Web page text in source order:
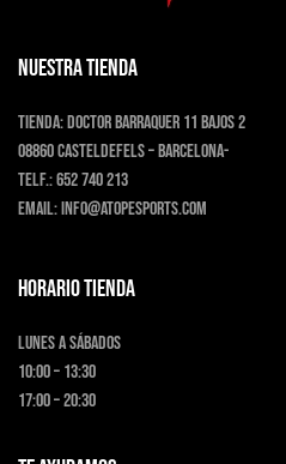
NUESTRA TIENDA
Tienda:Doctor Barraquer 11 bajos 2
08860 Casteldefels – Barcelona-
Telf.:652 740 213
Email:info@atopesports.com
HORARIO TIENDA
Lunes a Sábados
10:00 – 13:30
17:00 – 20:30